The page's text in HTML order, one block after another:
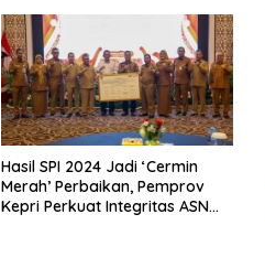
Hasil SPI 2024 Jadi ‘Cermin
Merah’ Perbaikan, Pemprov
Kepri Perkuat Integritas ASN